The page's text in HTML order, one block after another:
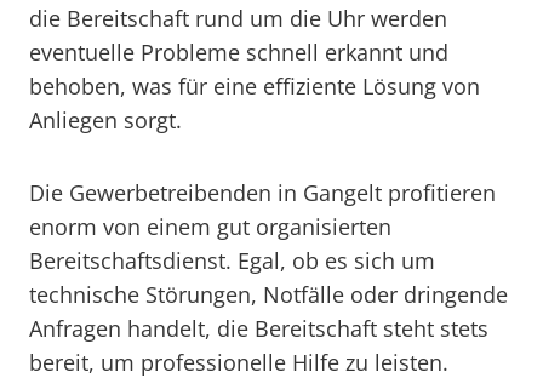
die Bereitschaft rund um die Uhr werden
eventuelle Probleme schnell erkannt und
behoben, was für eine effiziente Lösung von
Anliegen sorgt.
Die Gewerbetreibenden in Gangelt profitieren
enorm von einem gut organisierten
Bereitschaftsdienst. Egal, ob es sich um
technische Störungen, Notfälle oder dringende
Anfragen handelt, die Bereitschaft steht stets
bereit, um professionelle Hilfe zu leisten.